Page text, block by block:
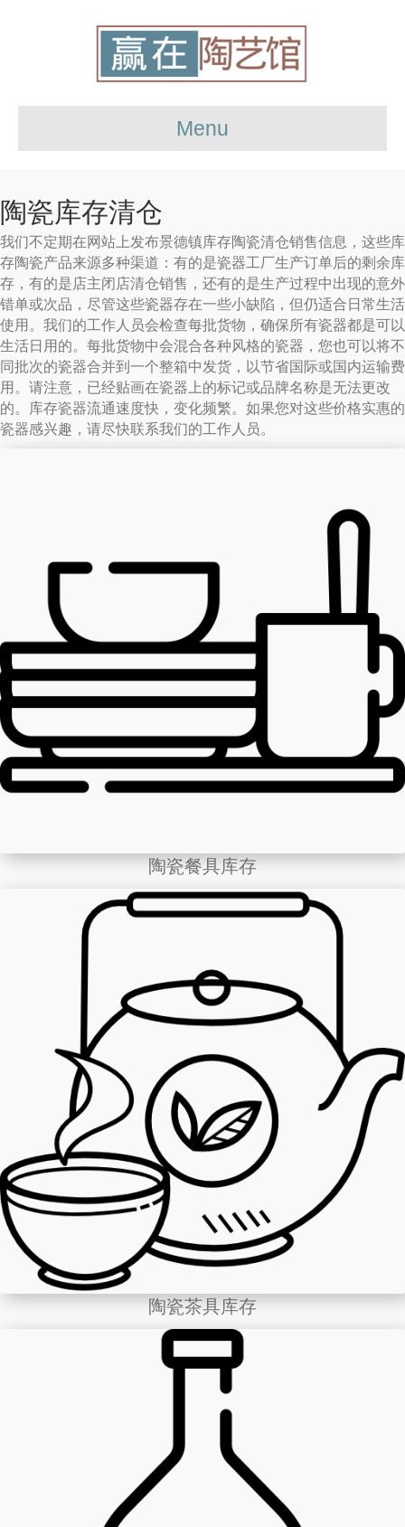
Menu
陶瓷库存清仓
我们不定期在网站上发布景德镇库存陶瓷清仓销售信息，这些库
存陶瓷产品来源多种渠道：有的是瓷器工厂生产订单后的剩余库
存，有的是店主闭店清仓销售，还有的是生产过程中出现的意外
错单或次品，尽管这些瓷器存在一些小缺陷，但仍适合日常生活
使用。我们的工作人员会检查每批货物，确保所有瓷器都是可以
生活日用的。每批货物中会混合各种风格的瓷器，您也可以将不
同批次的瓷器合并到一个整箱中发货，以节省国际或国内运输费
用。请注意，已经贴画在瓷器上的标记或品牌名称是无法更改
的。库存瓷器流通速度快，变化频繁。如果您对这些价格实惠的
瓷器感兴趣，请尽快联系我们的工作人员。
陶瓷餐具库存
陶瓷茶具库存